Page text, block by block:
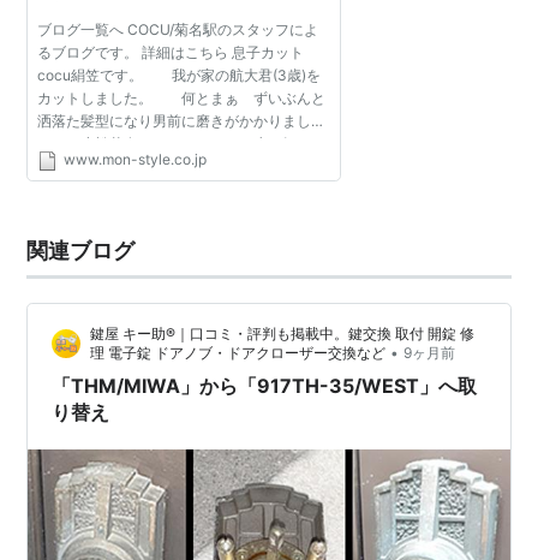
治神宮前駅
新宿三丁目駅 東新宿駅
和光市駅 ）
■東武東上線直通（和光市以遠）…(至・
越駅 川越市駅 森林公園駅
■西武池袋線直通（小竹向原分岐・西武有楽町線
指駅 飯能駅)
＞＞路線案内 JR東日本＜＜
横浜線 《■快速》
八王子駅
■ 横浜線《■各駅停車》
八王子駅… 橋本駅…町田駅…長津田駅 …中山駅…鴨居
ブログ一覧へ COCU/菊名駅のスタッフによ
るブログです。 詳細はこちら 息子カット
cocu絹笠です。 我が家の航大君(3歳)を
カットしました。 何とまぁ ずいぶんと
洒落た髪型になり男前に磨きがかかりまし
た。 小松菜奈ちゃんのカットの少し短めで
す（笑） 昔はこんな小さかったのに
www.mon-style.co.jp
関連ブログ
鍵屋 キー助®｜口コミ・評判も掲載中。鍵交換 取付 開錠 修
理 電子錠 ドアノブ・ドアクローザー交換など • 9ヶ月前
「THM/MIWA」から「917TH-35/WEST」へ取
り替え